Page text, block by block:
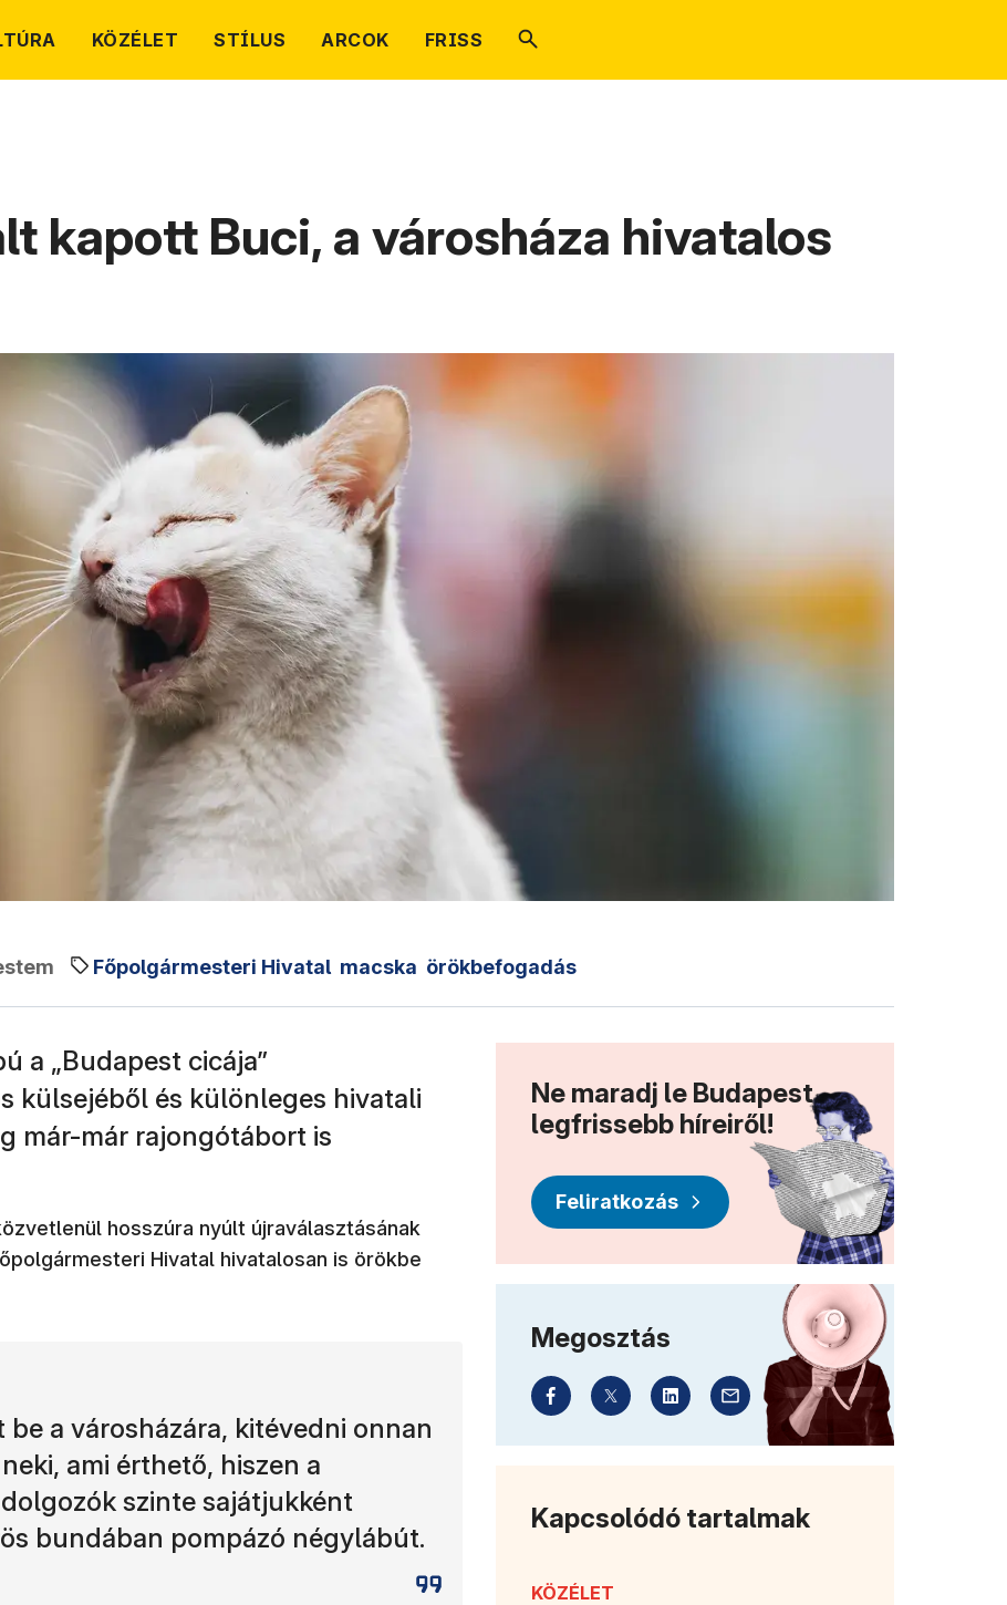
KÖZÉLET STÍLUS ARCOK FRISS
kapott Buci, a városháza hivatalos
Főpolgármesteri Hivatal macska örökbefogadás
a „Budapest cicája”
külsejéből és különleges hivatali
már-már rajongótábort is
hosszúra nyúlt újraválasztásának
Hivatal hivatalosan is örökbe
a városházára, kitévedni onnan
ami érthető, hiszen a
szinte sajátjukként
bundában pompázó négylábút.
Ne maradj le Budapest
legfrissebb híreiről!
Feliratkozás
Megosztás
Kapcsolódó tartalmak
KÖZÉLET